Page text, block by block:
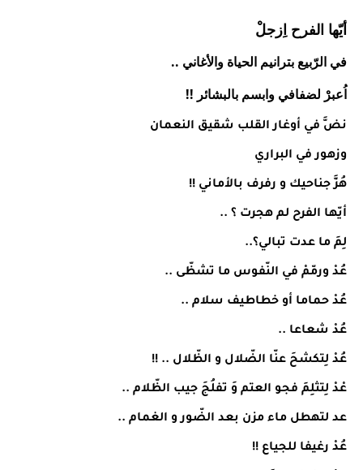
أيّها الفرح اِزجلْ
في الرّبيع بترانيم الحياة والأغاني ..
اُعبرْ لضفافي وابسم بالبشائر !!
نضَّ في أوغار القلب شقيق النعمان
وزهور في البراري
هُزَّ جناحيك و رفرف بالأماني !!
أيّها الفرح لم هجرت ؟ ..
لِمَ ما عدت تبالي؟..
عُدْ ورمّمْ في النّفوس ما تشظّى ..
عُدْ حماما أو خطاطيف سلام ..
عُدْ شعاعا ..
عُدْ لِتكشحَ عنّا الضّلال و الظّلال .. !!
عْدْ لِتثلِمَ فجو العتم وَ تفلُجَ جيب الظّلام ..
عد لتهطل ماء مزن بعد الضّور و الغمام ..
عُدْ رغيفا للجياع !!